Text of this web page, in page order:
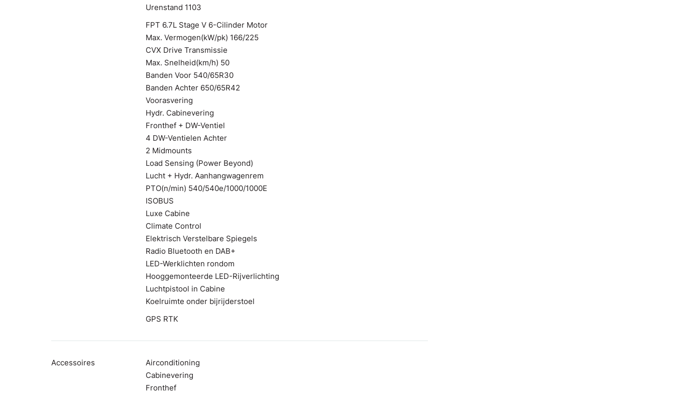
Urenstand 1103
FPT 6.7L Stage V 6-Cilinder Motor
Max. Vermogen(kW/pk) 166/225
CVX Drive Transmissie
Max. Snelheid(km/h) 50
Banden Voor 540/65R30
Banden Achter 650/65R42
Voorasvering
Hydr. Cabinevering
Fronthef + DW-Ventiel
4 DW-Ventielen Achter
2 Midmounts
Load Sensing (Power Beyond)
Lucht + Hydr. Aanhangwagenrem
PTO(n/min) 540/540e/1000/1000E
ISOBUS
Luxe Cabine
Climate Control
Elektrisch Verstelbare Spiegels
Radio Bluetooth en DAB+
LED-Werklichten rondom
Hooggemonteerde LED-Rijverlichting
Luchtpistool in Cabine
Koelruimte onder bijrijderstoel
GPS RTK
Accessoires
Airconditioning
Cabinevering
Fronthef